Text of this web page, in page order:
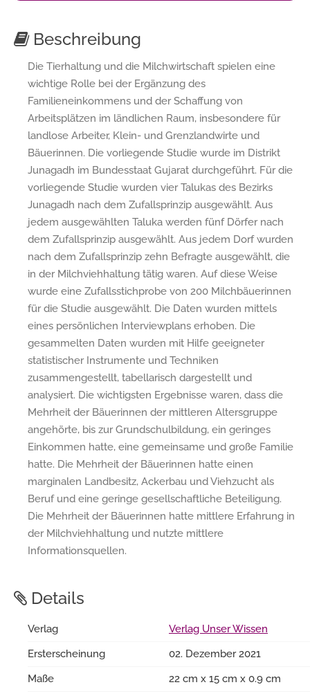
Beschreibung
Die Tierhaltung und die Milchwirtschaft spielen eine
wichtige Rolle bei der Ergänzung des
Familieneinkommens und der Schaffung von
Arbeitsplätzen im ländlichen Raum, insbesondere für
landlose Arbeiter, Klein- und Grenzlandwirte und
Bäuerinnen. Die vorliegende Studie wurde im Distrikt
Junagadh im Bundesstaat Gujarat durchgeführt. Für die
vorliegende Studie wurden vier Talukas des Bezirks
Junagadh nach dem Zufallsprinzip ausgewählt. Aus
jedem ausgewählten Taluka werden fünf Dörfer nach
dem Zufallsprinzip ausgewählt. Aus jedem Dorf wurden
nach dem Zufallsprinzip zehn Befragte ausgewählt, die
in der Milchviehhaltung tätig waren. Auf diese Weise
wurde eine Zufallsstichprobe von 200 Milchbäuerinnen
für die Studie ausgewählt. Die Daten wurden mittels
eines persönlichen Interviewplans erhoben. Die
gesammelten Daten wurden mit Hilfe geeigneter
statistischer Instrumente und Techniken
zusammengestellt, tabellarisch dargestellt und
analysiert. Die wichtigsten Ergebnisse waren, dass die
Mehrheit der Bäuerinnen der mittleren Altersgruppe
angehörte, bis zur Grundschulbildung, ein geringes
Einkommen hatte, eine gemeinsame und große Familie
hatte. Die Mehrheit der Bäuerinnen hatte einen
marginalen Landbesitz, Ackerbau und Viehzucht als
Beruf und eine geringe gesellschaftliche Beteiligung.
Die Mehrheit der Bäuerinnen hatte mittlere Erfahrung in
der Milchviehhaltung und nutzte mittlere
Informationsquellen.
Details
Verlag
Verlag Unser Wissen
Ersterscheinung
02. Dezember 2021
Maße
22 cm x 15 cm x 0.9 cm